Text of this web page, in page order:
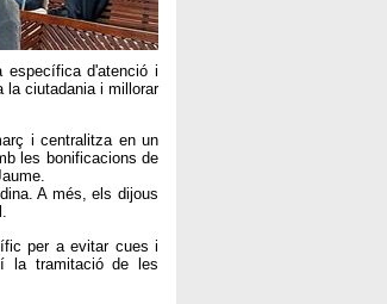
específica d'atenció i
la ciutadania i millorar
i centralitza en un
les bonificacions de
A més, els dijous
per a evitar cues i
la tramitació de les